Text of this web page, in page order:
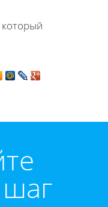
который